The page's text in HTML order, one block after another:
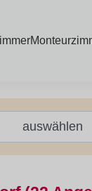
auswählen